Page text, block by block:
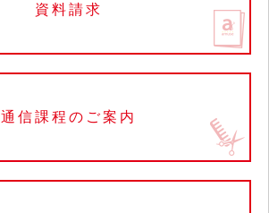
資料請求
通信課程のご案内